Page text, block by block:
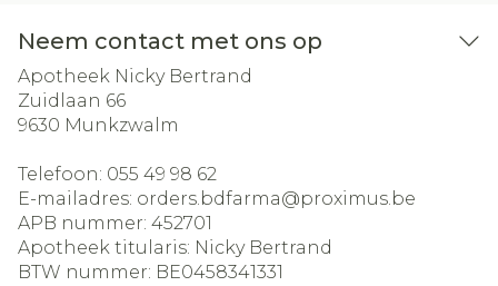
Neem contact met ons op
Apotheek Nicky Bertrand
Zuidlaan 66
9630 Munkzwalm
Telefoon: 055 49 98 62
E-mailadres: orders.bdfarma@proximus.be
APB nummer: 452701
Apotheek titularis: Nicky Bertrand
BTW nummer: BE0458341331